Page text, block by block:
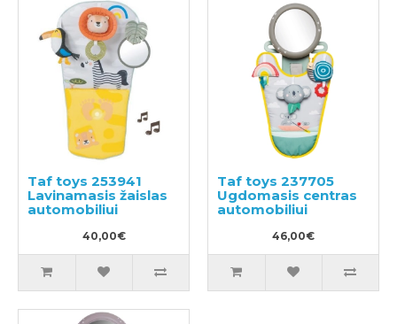
Taf toys 253941
Lavinamasis žaislas
automobiliui
40,00€
Taf toys 237705
Ugdomasis centras
automobiliui
46,00€